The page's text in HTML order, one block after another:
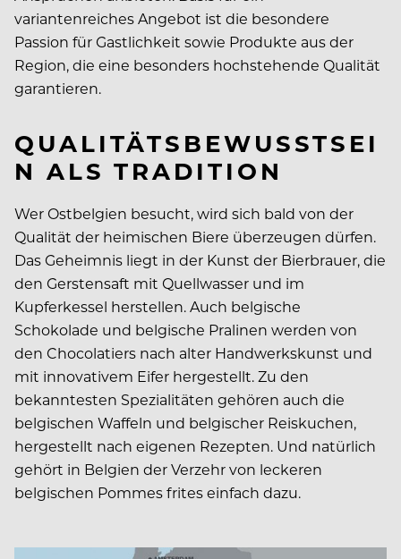
variantenreiches Angebot ist die besondere
Passion für Gastlichkeit sowie Produkte aus der
Region, die eine besonders hochstehende Qualität
garantieren.
QUALITÄTSBEWUSSTSEI
N ALS TRADITION
Wer Ostbelgien besucht, wird sich bald von der
Qualität der heimischen Biere überzeugen dürfen.
Das Geheimnis liegt in der Kunst der Bierbrauer, die
den Gerstensaft mit Quellwasser und im
Kupferkessel herstellen. Auch belgische
Schokolade und belgische Pralinen werden von
den Chocolatiers nach alter Handwerkskunst und
mit innovativem Eifer hergestellt. Zu den
bekanntesten Spezialitäten gehören auch die
belgischen Waffeln und belgischer Reiskuchen,
hergestellt nach eigenen Rezepten. Und natürlich
gehört in Belgien der Verzehr von leckeren
belgischen Pommes frites einfach dazu.